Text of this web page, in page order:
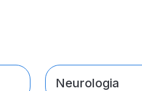
Neurologia